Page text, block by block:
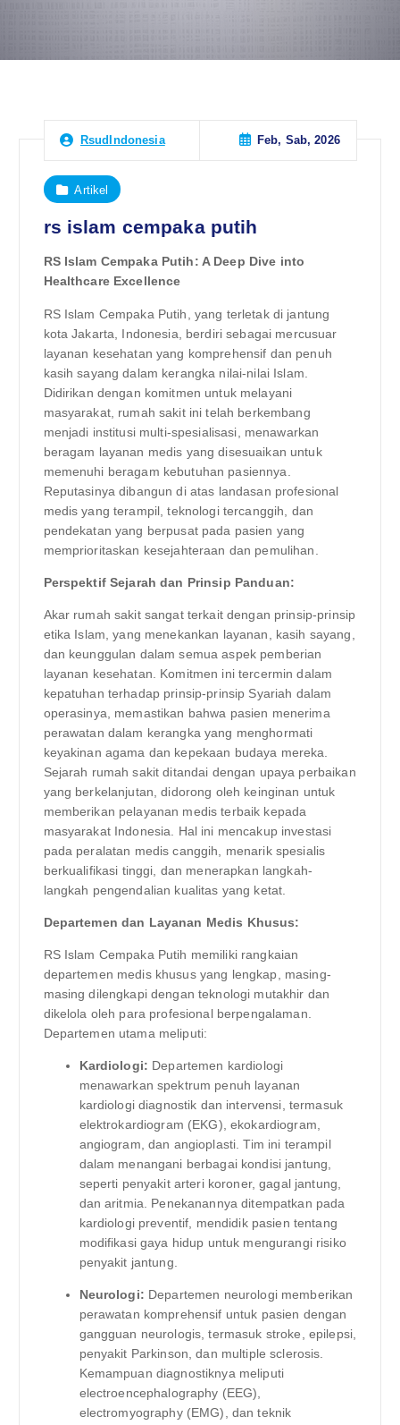
RsudIndonesia Feb, Sab, 2026
Artikel
rs islam cempaka putih
RS Islam Cempaka Putih: A Deep Dive into
Healthcare Excellence
RS Islam Cempaka Putih, yang terletak di jantung
kota Jakarta, Indonesia, berdiri sebagai mercusuar
layanan kesehatan yang komprehensif dan penuh
kasih sayang dalam kerangka nilai-nilai Islam.
Didirikan dengan komitmen untuk melayani
masyarakat, rumah sakit ini telah berkembang
menjadi institusi multi-spesialisasi, menawarkan
beragam layanan medis yang disesuaikan untuk
memenuhi beragam kebutuhan pasiennya.
Reputasinya dibangun di atas landasan profesional
medis yang terampil, teknologi tercanggih, dan
pendekatan yang berpusat pada pasien yang
memprioritaskan kesejahteraan dan pemulihan.
Perspektif Sejarah dan Prinsip Panduan:
Akar rumah sakit sangat terkait dengan prinsip-prinsip
etika Islam, yang menekankan layanan, kasih sayang,
dan keunggulan dalam semua aspek pemberian
layanan kesehatan. Komitmen ini tercermin dalam
kepatuhan terhadap prinsip-prinsip Syariah dalam
operasinya, memastikan bahwa pasien menerima
perawatan dalam kerangka yang menghormati
keyakinan agama dan kepekaan budaya mereka.
Sejarah rumah sakit ditandai dengan upaya perbaikan
yang berkelanjutan, didorong oleh keinginan untuk
memberikan pelayanan medis terbaik kepada
masyarakat Indonesia. Hal ini mencakup investasi
pada peralatan medis canggih, menarik spesialis
berkualifikasi tinggi, dan menerapkan langkah-
langkah pengendalian kualitas yang ketat.
Departemen dan Layanan Medis Khusus:
RS Islam Cempaka Putih memiliki rangkaian
departemen medis khusus yang lengkap, masing-
masing dilengkapi dengan teknologi mutakhir dan
dikelola oleh para profesional berpengalaman.
Departemen utama meliputi:
Kardiologi: Departemen kardiologi
menawarkan spektrum penuh layanan
kardiologi diagnostik dan intervensi, termasuk
elektrokardiogram (EKG), ekokardiogram,
angiogram, dan angioplasti. Tim ini terampil
dalam menangani berbagai kondisi jantung,
seperti penyakit arteri koroner, gagal jantung,
dan aritmia. Penekanannya ditempatkan pada
kardiologi preventif, mendidik pasien tentang
modifikasi gaya hidup untuk mengurangi risiko
penyakit jantung.
Neurologi: Departemen neurologi memberikan
perawatan komprehensif untuk pasien dengan
gangguan neurologis, termasuk stroke, epilepsi,
penyakit Parkinson, dan multiple sclerosis.
Kemampuan diagnostiknya meliputi
electroencephalography (EEG),
electromyography (EMG), dan teknik